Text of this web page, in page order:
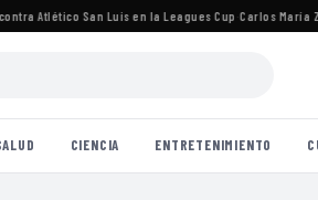
Atlético San Luis en la Leagues Cup ·Carlos María
CIENCIA ENTRETENIMIENTO